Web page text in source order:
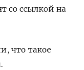
со ссылкой на
что такое